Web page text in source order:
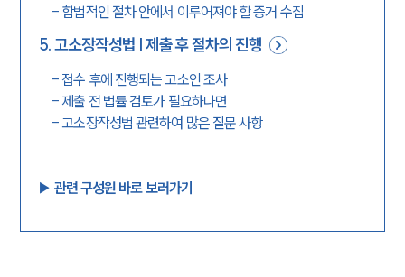
- 합법적인 절차 안에서 이루어져야 할 증거 수집
5.고소장작성법 | 제출 후 절차의 진행
- 접수 후에 진행되는 고소인 조사
- 제출 전 법률 검토가 필요하다면
-고소장작성법 관련하여 많은 질문 사항
▶︎ 관련 구성원 바로 보러가기